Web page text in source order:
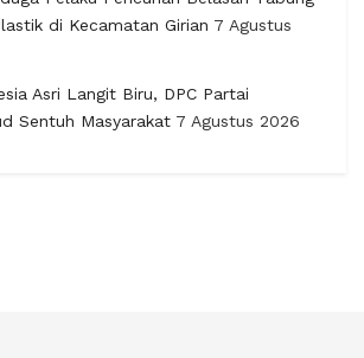
di Kecamatan Girian 7 Agustus
Asri Langit Biru, DPC Partai
Sentuh Masyarakat 7 Agustus 2026